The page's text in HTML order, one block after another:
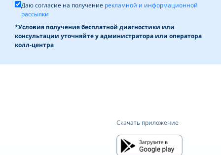
Даю согласие на получение рекламной и информационной
рассылки
*Условия получения бесплатной диагностики или
консультации уточняйте у администратора или оператора
колл-центра
Скачать приложение